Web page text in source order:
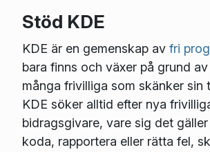
Stöd KDE
KDE är en gemenskap av fri
bara finns och växer på grund
många frivilliga som skänker sin
KDE söker alltid efter nya
bidragsgivare, vare sig det
koda, rapportera eller rätta fel,